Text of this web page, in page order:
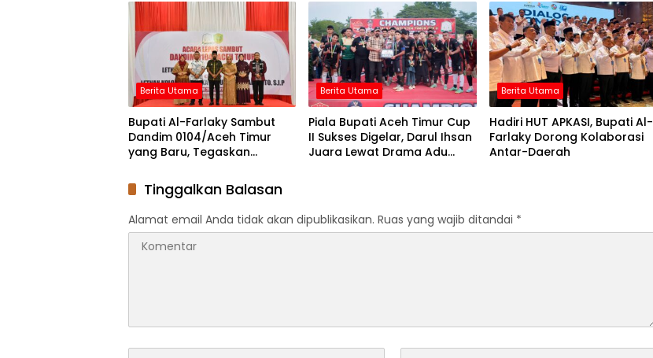
Berita Utama
Bupati Al-Farlaky Sambut
Dandim 0104/Aceh Timur
yang Baru, Tegaskan
Berita Utama
Piala Bupati Aceh Timur Cup
II Sukses Digelar, Darul Ihsan
Juara Lewat Drama Adu
Berita Utama
Hadiri HUT APKASI, Bupati Al-
Farlaky Dorong Kolaborasi
Antar-Daerah
Tinggalkan Balasan
Alamat email Anda tidak akan dipublikasikan. Ruas yang wajib ditandai *